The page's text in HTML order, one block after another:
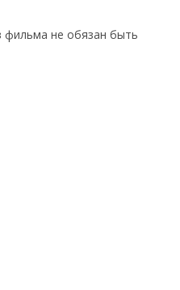
фильма не обязан быть